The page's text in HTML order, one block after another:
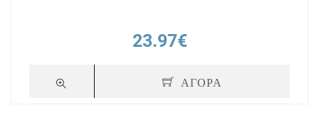
23.97€
ΑΓΟΡΑ